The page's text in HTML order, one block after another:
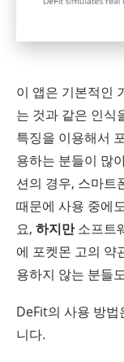
이 앱은 기본적인
는 것과 같은 인식
특징을 이용해서
용하는 분들이 많
션의 경우, 스마트
때문에 사용 중에
요, 하지만소프트
에 포켓몬 고의 약
용하지 않는 분들
DeFit의 사용 방
니다.